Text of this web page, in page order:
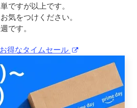
ですが以上です。
気をつけください。
です。
得なタイムセール